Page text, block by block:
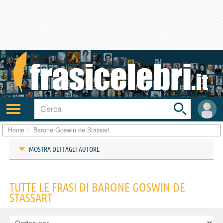
Attiva/disattiva
navigazione
User
area
Toggle
search
bar
Home Barone Goswin de Stassart
MOSTRA DETTAGLI AUTORE
TUTTE LE FRASI DI BARONE GOSWIN DE
STASSART